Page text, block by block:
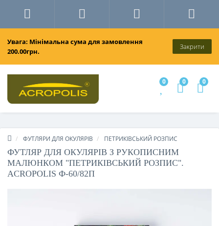
Увага: Мінімальна сума для замовлення
200.00грн.
Закрити
0 0 0
ФУТЛЯРИ ДЛЯ ОКУЛЯРІВ ПЕТРИКІВСЬКИЙ РОЗПИС
ФУТЛЯР ДЛЯ ОКУЛЯРІВ З РУКОПИСНИМ
МАЛЮНКОМ "ПЕТРИКІВСЬКИЙ РОЗПИС".
ACROPOLIS Ф-60/82П